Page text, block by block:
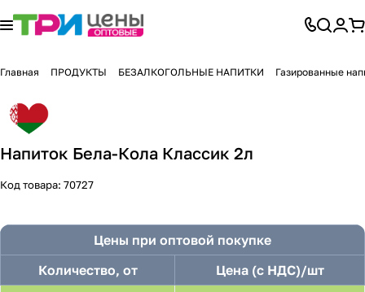
Главная ПРОДУКТЫ БЕЗАЛКОГОЛЬНЫЕ НАПИТКИ Газированные
Напиток Бела-Кола Классик 2л
Код товара: 70727
Цены при оптовой покупке
Количество, от
Цена (с НДС)/шт